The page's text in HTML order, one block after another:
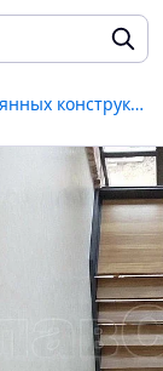
Крепежные системы для стекла и стеклянных конструкций